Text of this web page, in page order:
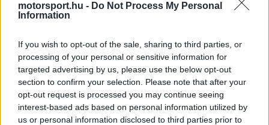
motorsport.hu - Do Not Process My Personal
Information
If you wish to opt-out of the sale, sharing to third parties, or
processing of your personal or sensitive information for
targeted advertising by us, please use the below opt-out
section to confirm your selection. Please note that after your
opt-out request is processed you may continue seeing
interest-based ads based on personal information utilized by
us or personal information disclosed to third parties prior to
színfalak mögött.
EZEKET IS AJÁNLJUK
FORMA-1
Óriási átalakulás a Ferrarinál,
miközben baljós árnyak vetülnek a
Holland Nagydíjra